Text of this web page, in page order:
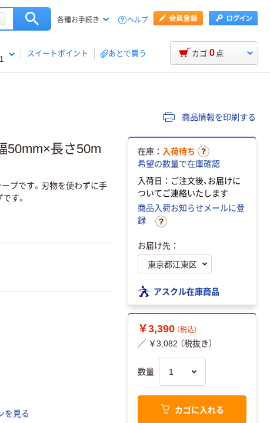
各種お手続き ヘルプ
スイートポイント あとで買う カゴ 0 点
商品情報を印刷する
50mm×長さ50m
プです。刃物を使わずに手
す。
を見る
在庫： 入荷待ち
希望の数量で在庫確認
入荷日：ご注文後、お届けに
ついてご連絡いたします
商品入荷お知らせメールに登
録
お届け先：
アスクル在庫商品
￥3,390 （税込）
／ ￥3,082 （税抜き）
数量
カゴに入れる